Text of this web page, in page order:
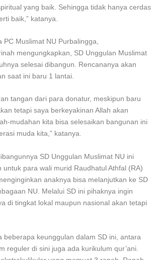
yang baik. Sehingga tidak hanya cerdas
baik,” katanya.
PC Muslimat NU Purbalingga,
mengungkapkan, SD Unggulan Muslimat
selesai dibangun. Rencananya akan
saat ini baru 1 lantai.
tangan dari para donatur, meskipun baru
tetapi saya berkeyakinan Allah akan
mudahan kita bisa selesaikan bangunan ini
muda kita,” katanya.
SD Unggulan Muslimat NU ini
untuk para wali murid Raudhatul Athfal (RA)
anaknya bisa melanjutkan ke SD
NU. Melalui SD ini pihaknya ingin
di tingkat lokal maupun nasional akan tetapi
beberapa keunggulan dalam SD ini, antara
reguler di sini juga ada kurikulum qur’ani.